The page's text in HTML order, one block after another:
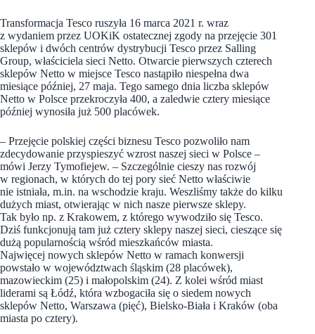
Transformacja Tesco ruszyła 16 marca 2021 r. wraz
z wydaniem przez UOKiK ostatecznej zgody na przejęcie 301
sklepów i dwóch centrów dystrybucji Tesco przez Salling
Group, właściciela sieci Netto. Otwarcie pierwszych czterech
sklepów Netto w miejsce Tesco nastąpiło niespełna dwa
miesiące później, 27 maja. Tego samego dnia liczba sklepów
Netto w Polsce przekroczyła 400, a zaledwie cztery miesiące
później wynosiła już 500 placówek.
– Przejęcie polskiej części biznesu Tesco pozwoliło nam
zdecydowanie przyspieszyć wzrost naszej sieci w Polsce –
mówi Jerzy Tymofiejew. – Szczególnie cieszy nas rozwój
w regionach, w których do tej pory sieć Netto właściwie
nie istniała, m.in. na wschodzie kraju. Weszliśmy także do kilku
dużych miast, otwierając w nich nasze pierwsze sklepy.
Tak było np. z Krakowem, z którego wywodziło się Tesco.
Dziś funkcjonują tam już cztery sklepy naszej sieci, cieszące się
dużą popularnością wśród mieszkańców miasta.
Najwięcej nowych sklepów Netto w ramach konwersji
powstało w województwach śląskim (28 placówek),
mazowieckim (25) i małopolskim (24). Z kolei wśród miast
liderami są Łódź, która wzbogaciła się o siedem nowych
sklepów Netto, Warszawa (pięć), Bielsko-Biała i Kraków (oba
miasta po cztery).